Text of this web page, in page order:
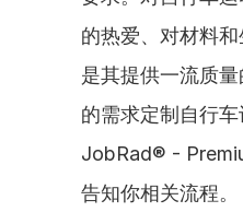
的热爱、对材料
是其提供一流质
的需求定制自行
JobRad® -
告知你相关流程。